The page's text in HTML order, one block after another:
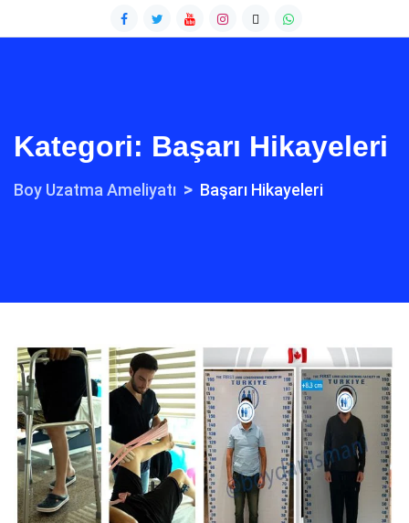
Kategori: Başarı Hikayeleri
Boy Uzatma Ameliyatı > Başarı Hikayeleri